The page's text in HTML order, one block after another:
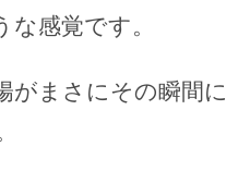
感覚です。
がまさにその瞬間に